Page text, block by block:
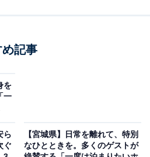
スパリゾート」公式Webサイトより）
記事
を
一
ら
ぐ
【宮城県】日常を離れて、特別
なひとときを。多くのゲストが